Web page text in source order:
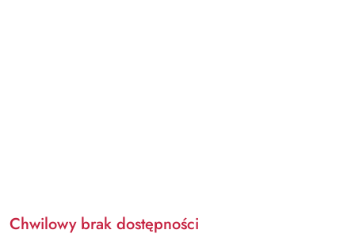
Chwilowy brak dostępności